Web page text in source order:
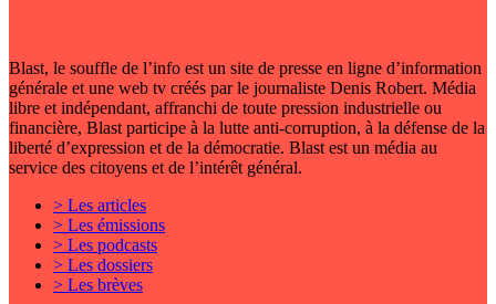
Blast, le souffle de l’info est un site de presse en ligne d’information
générale et une web tv créés par le journaliste Denis Robert. Média
libre et indépendant, affranchi de toute pression industrielle ou
financière, Blast participe à la lutte anti-corruption, à la défense de la
liberté d’expression et de la démocratie. Blast est un média au
service des citoyens et de l’intérêt général.
> Les articles
> Les émissions
> Les podcasts
> Les dossiers
> Les brèves